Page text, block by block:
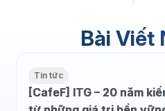
Bài Viết
Tin tức
[CafeF] ITG – 20 năm